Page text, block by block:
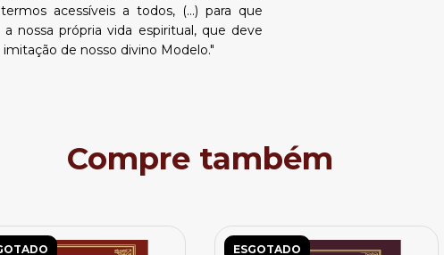
acessíveis a todos, (...) para que
nossa própria vida espiritual, que deve
de nosso divino Modelo."
Compre também
ESGOTADO